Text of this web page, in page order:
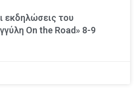
εκδηλώσεις του
On the Road» 8-9